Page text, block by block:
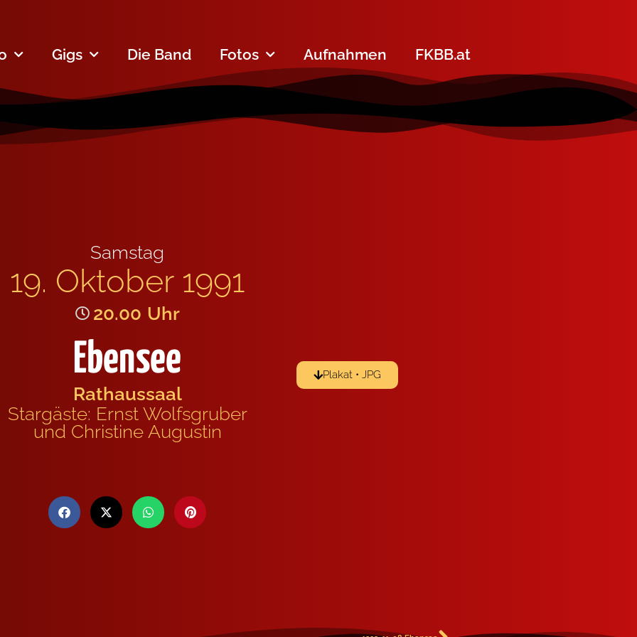
Gigs Die Band Fotos Aufnahmen FKBB.at
Samstag
19. Oktober 1991
20.00 Uhr
Ebensee
Rathaussaal
Stargäste: Ernst Wolfsgruber
und Christine Augustin
Plakat • JPG